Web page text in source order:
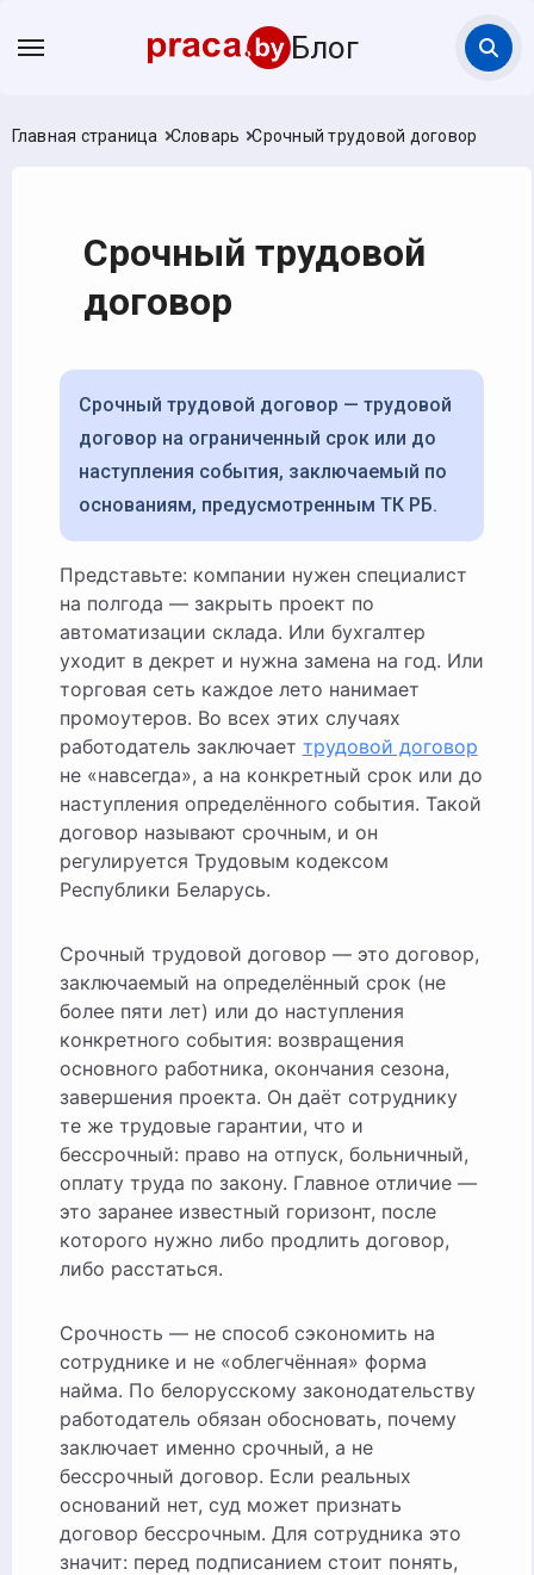
Блог
Главная страница Словарь Срочный трудовой договор
Срочный трудовой
договор
Срочный трудовой договор — трудовой
договор на ограниченный срок или до
наступления события, заключаемый по
основаниям, предусмотренным ТК РБ.
Представьте: компании нужен специалист
на полгода — закрыть проект по
автоматизации склада. Или бухгалтер
уходит в декрет и нужна замена на год. Или
торговая сеть каждое лето нанимает
промоутеров. Во всех этих случаях
работодатель заключает трудовой договор
не «навсегда», а на конкретный срок или до
наступления определённого события. Такой
договор называют срочным, и он
регулируется Трудовым кодексом
Республики Беларусь.
Срочный трудовой договор — это договор,
заключаемый на определённый срок (не
более пяти лет) или до наступления
конкретного события: возвращения
основного работника, окончания сезона,
завершения проекта. Он даёт сотруднику
те же трудовые гарантии, что и
бессрочный: право на отпуск, больничный,
оплату труда по закону. Главное отличие —
это заранее известный горизонт, после
которого нужно либо продлить договор,
либо расстаться.
Срочность — не способ сэкономить на
сотруднике и не «облегчённая» форма
найма. По белорусскому законодательству
работодатель обязан обосновать, почему
заключает именно срочный, а не
бессрочный договор. Если реальных
оснований нет, суд может признать
договор бессрочным. Для сотрудника это
значит: перед подписанием стоит понять,